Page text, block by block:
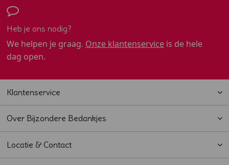
Heb je ons nodig?
We helpen je graag. Onze klantenserviceis de hele
dag open.
Klantenservice
Over Bijzondere Bedankjes
Locatie & Contact